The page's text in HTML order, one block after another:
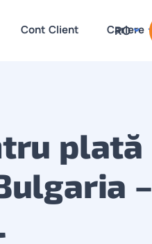
Cont Client Cariere
RO
plată
–